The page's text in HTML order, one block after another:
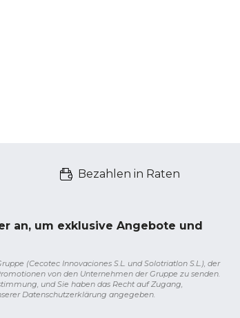
Bezahlen in Raten
an, um exklusive Angebote und
(Cecotec Innovaciones S.L. und Solotriatlon S.L.), der
von den Unternehmen der Gruppe zu senden.
und Sie haben das Recht auf Zugang,
Datenschutzerklärung angegeben.